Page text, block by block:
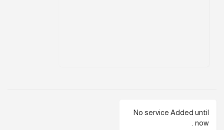
No service Added until
now .